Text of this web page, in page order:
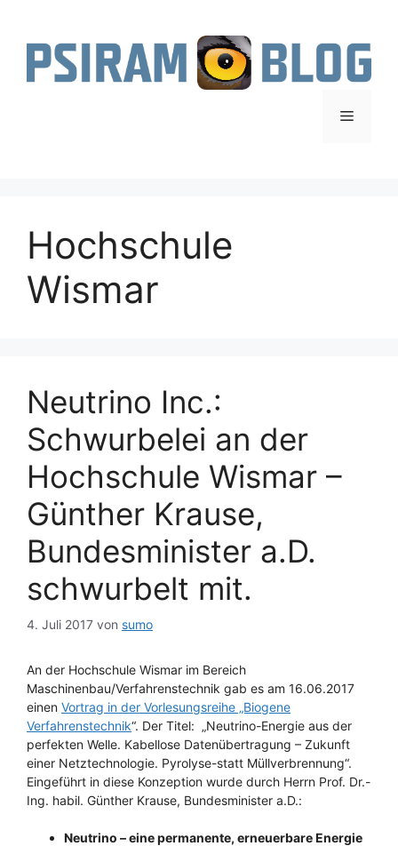
springen
Menü
Hochschule
Wismar
Neutrino Inc.:
Schwurbelei an der
Hochschule Wismar –
Günther Krause,
Bundesminister a.D.
schwurbelt mit.
4. Juli 2017 von sumo
An der Hochschule Wismar im Bereich
Maschinenbau/Verfahrenstechnik gab es am 16.06.2017
einen Vortrag in der Vorlesungsreihe „Biogene
Verfahrenstechnik“. Der Titel: „Neutrino-Energie aus der
perfekten Welle. Kabellose Datenübertragung – Zukunft
einer Netztechnologie. Pyrolyse-statt Müllverbrennung“.
Eingeführt in diese Konzeption wurde durch Herrn Prof. Dr.-
Ing. habil. Günther Krause, Bundesminister a.D.:
Neutrino –eine permanente, erneuerbare Energie